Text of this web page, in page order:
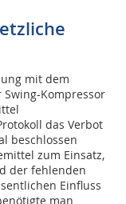
mit dem
Kompressor
das Verbot
beschlossen
zum Einsatz,
der fehlenden
Einfluss
man